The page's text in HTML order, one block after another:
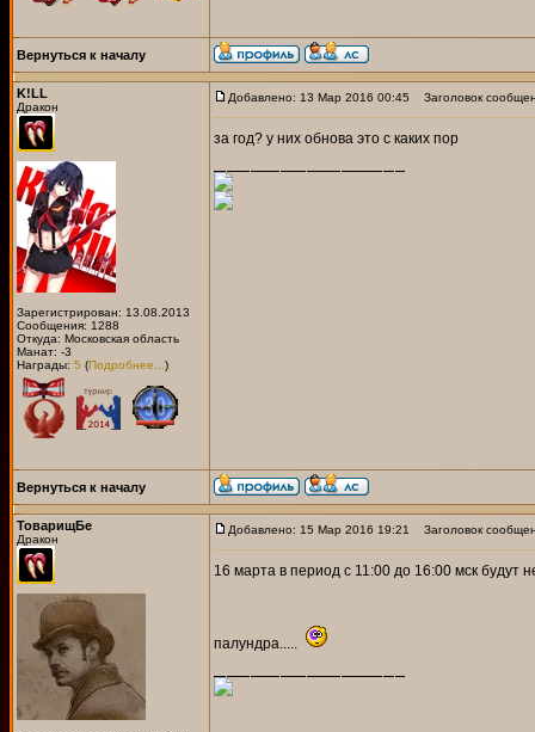
Вернуться к началу
K!LL
Дракон
Зарегистрирован: 13.08.2013
Сообщения: 1288
Откуда: Московская область
Манат: -3
Награды: 5 (Подробнее... )
Добавлено: 13 Мар 2016 00:45 Заголовок
за год? у них обнова это с каких пор
Вернуться к началу
ТоварищБе
Дракон
Добавлено: 15 Мар 2016 19:21 Заголовок
16 марта в период с 11:00 до 16:00 мск будут
палундра.....